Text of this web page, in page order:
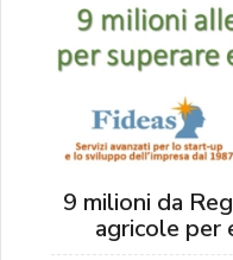
9 milioni da
agricole per